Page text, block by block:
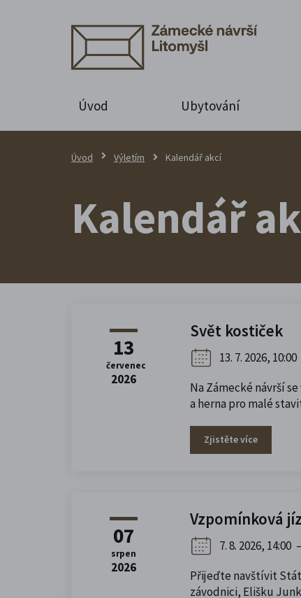
Úvod Ubytování
Úvod Výletím Kalendář akcí
Kalendář
13
červenec
2026
Svět kostiček
13. 7. 2026, 10:00
Na Zámecké návrší
a herna pro malé
Zjistěte více
07
srpen
2026
Vzpomínková
7. 8. 2026, 14:00 –
Přijeďte navštívit
závodnici, Elišku